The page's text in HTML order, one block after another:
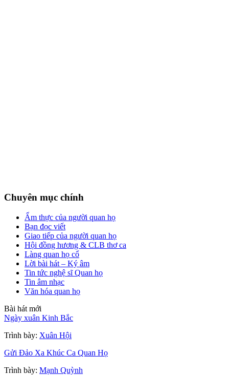
Chuyên mục chính
Ẩm thực của người quan họ
Bạn đọc viết
Giao tiếp của người quan họ
Hội đồng hương & CLB thơ ca
Làng quan họ cổ
Lời bài hát – Ký âm
Tin tức nghệ sĩ Quan họ
Tin âm nhạc
Văn hóa quan họ
Bài hát mới
Ngày xuân Kinh Bắc
Trình bày: Xuân Hội
Gửi Đảo Xa Khúc Ca Quan Họ
Trình bày: Mạnh Quỳnh